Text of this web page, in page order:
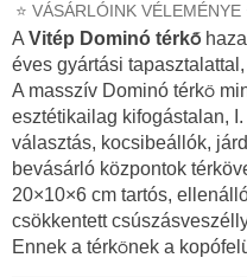
⭐ VÁSÁRLÓINK VÉLEMÉNYE
A Vitép Dominó térkő
éves gyártási
A masszív Dominó térkő
esztétikailag kifogástalan,
választás, kocsibeállók,
bevásárló központok
20×10×6 cm tartós,
csökkentett
Ennek a térkőnek a